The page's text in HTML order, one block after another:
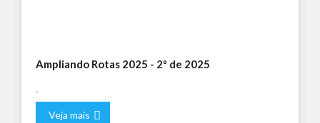
Ampliando Rotas 2025 - 2º de 2025
.
Veja mais